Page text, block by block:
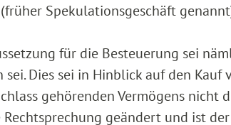
Spekulationsgeschäft
für die Besteuerung sei
Dies sei in Hinblick auf den Kauf
gehörenden Vermögens nicht
geändert und ist